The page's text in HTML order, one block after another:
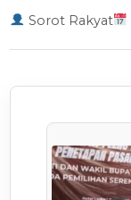
Sorot Rakyat